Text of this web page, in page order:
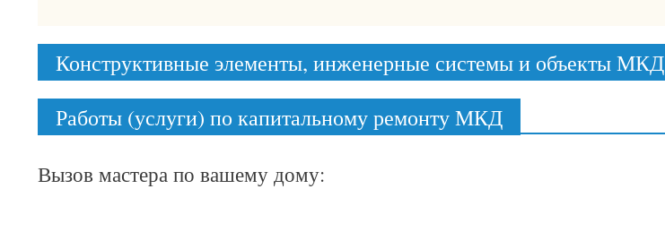
Конструктивные элементы, инженерные системы и объекты МКД
Работы (услуги) по капитальному ремонту МКД
Вызов мастера по вашему дому: